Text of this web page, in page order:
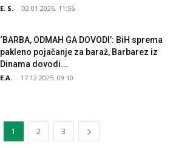
E. S. - 02.01.2026. 11:56
‘BARBA, ODMAH GA DOVODI’: BiH sprema
pakleno pojačanje za baraž, Barbarez iz
Dinama dovodi...
E.A. - 17.12.2025. 09:10
1 2 3